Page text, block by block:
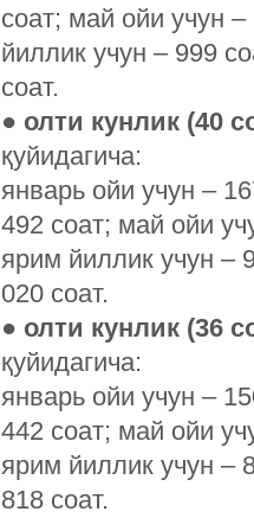
соат; май ойи учун
йиллик учун – 999
соат.
● олти кунлик (40
қуйидагича:
январь ойи учун –
492 соат; май ойи
ярим йиллик учун –
020 соат.
● олти кунлик (36
қуйидагича:
январь ойи учун –
442 соат; май ойи
ярим йиллик учун –
818 соат.